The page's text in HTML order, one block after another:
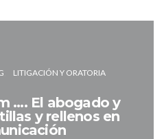
LITIGACIÓN Y ORATORIA
…. El abogado y
y rellenos en